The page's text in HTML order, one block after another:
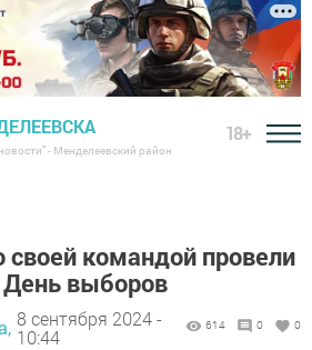
- Менделеевский район
18+
своей командой провели
День выборов
8 сентября 2024 -
10:44
614 0 0